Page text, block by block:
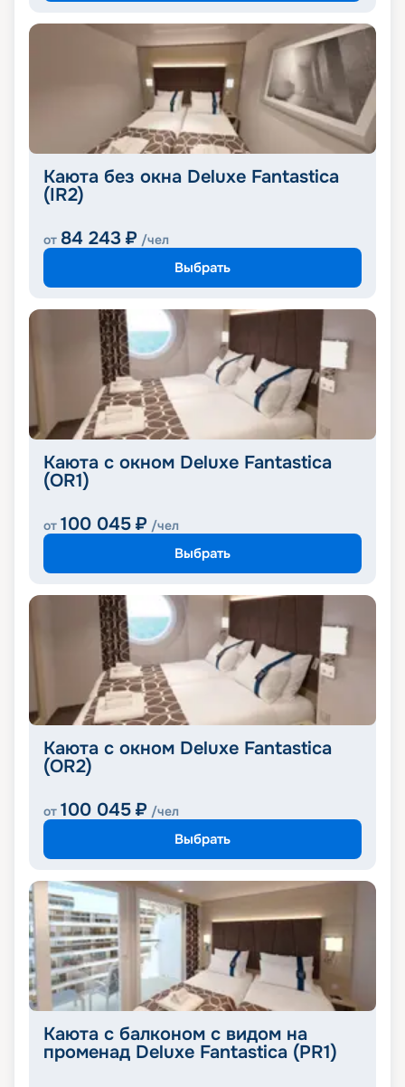
Каюта без окна Deluxe Fantastica
(IR2)
от 84 243 ₽ /чел
Выбрать
Каюта с окном Deluxe Fantastica
(OR1)
от 100 045 ₽ /чел
Выбрать
Каюта с окном Deluxe Fantastica
(OR2)
от 100 045 ₽ /чел
Выбрать
Каюта с балконом с видом на
променад Deluxe Fantastica (PR1)